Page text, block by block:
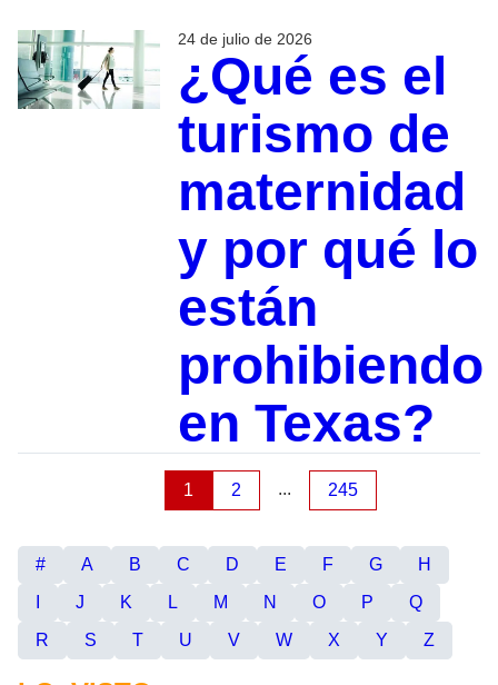
24 de julio de 2026
¿Qué es el
turismo de
maternidad
y por qué lo
están
prohibiendo
en Texas?
1 2 ... 245
# A B C D E F G
H
J K L M N O P
Q
R
S T U V W X Y Z